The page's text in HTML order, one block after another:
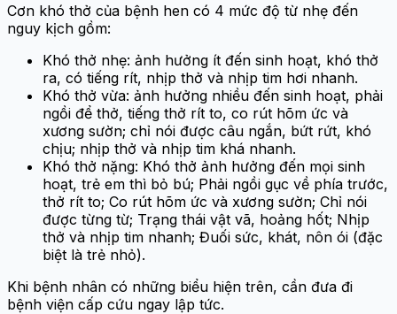
Cơn khó thở của bệnh hen có 4 mức độ từ nhẹ đến
nguy kịch gồm:
Khó thở nhẹ: ảnh hưởng ít đến sinh hoạt, khó thở
ra, có tiếng rít, nhịp thở và nhịp tim hơi nhanh.
Khó thở vừa: ảnh hưởng nhiều đến sinh hoạt, phải
ngồi để thở, tiếng thở rít to, co rút hõm ức và
xương sườn; chỉ nói được câu ngắn, bứt rứt, khó
chịu; nhịp thở và nhịp tim khá nhanh.
Khó thở nặng: Khó thở ảnh hưởng đến mọi sinh
hoạt, trẻ em thì bỏ bú; Phải ngồi gục về phía trước,
thở rít to; Co rút hõm ức và xương sườn; Chỉ nói
được từng từ; Trạng thái vật vã, hoảng hốt; Nhịp
thở và nhịp tim nhanh; Đuối sức, khát, nôn ói (đặc
biệt là trẻ nhỏ).
Khi bệnh nhân có những biểu hiện trên, cần đưa đi
bệnh viện cấp cứu ngay lập tức.